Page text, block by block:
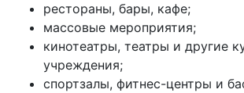
рестораны, бары, кафе;
массовые мероприятия;
кинотеатры, театры и другие
учреждения;
спортзалы, фитнес-центры и